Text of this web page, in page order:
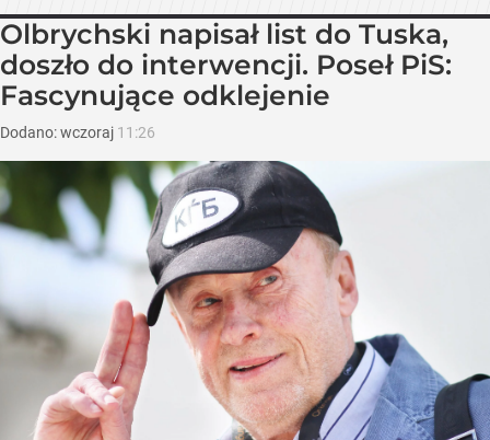
Olbrychski napisał list do Tuska,
doszło do interwencji. Poseł PiS:
Fascynujące odklejenie
Dodano:wczoraj 11:26